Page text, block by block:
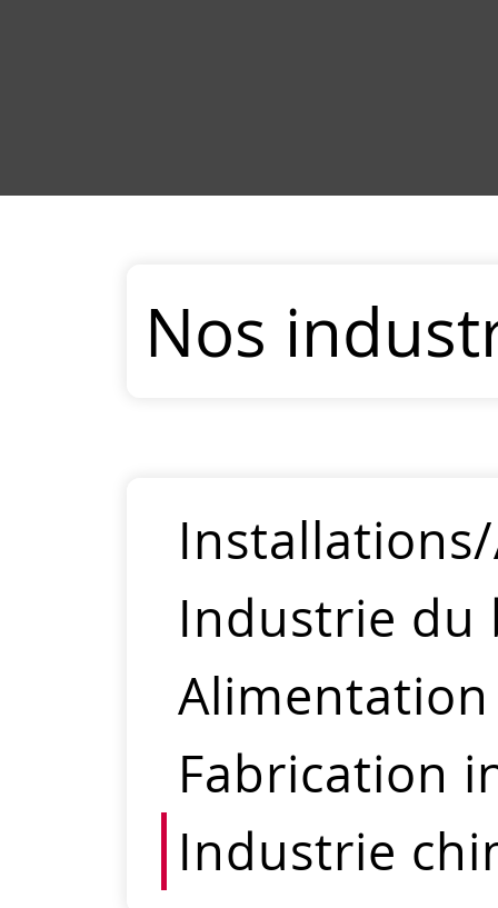
Nos
Industrie du
Alimentation
Fabrication
Industrie